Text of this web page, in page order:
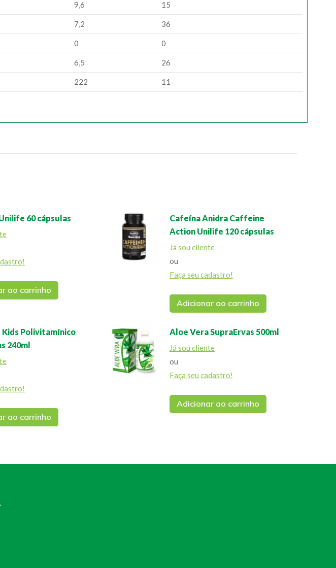
9,6 15
7,2 36
0 0
6,5 26
222 11
60 cápsulas
ao carrinho
Cafeína Anidra Caffeine
Action Unilife 120 cápsulas
Já sou cliente
ou
Faça seu cadastro!
Adicionar ao carrinho
Kids Polivitamínico
240ml
ao carrinho
Aloe Vera SupraErvas 500ml
Já sou cliente
ou
Faça seu cadastro!
Adicionar ao carrinho